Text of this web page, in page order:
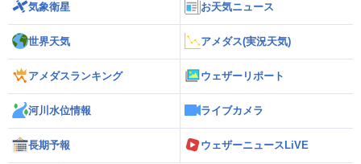
気象衛星 お天気ニュース
世界天気 アメダス(実況天気)
アメダスランキング ウェザーリポート
河川水位情報 ライブカメラ
長期予報 ウェザーニュースLiVE